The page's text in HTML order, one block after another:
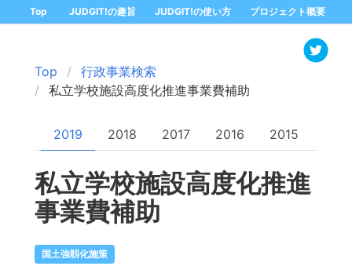
Top JUDGIT!の趣旨 JUDGIT!の使い方 プロジェクト概要
Top
行政事業検索
私立学校施設高度化推進事業費補助
2019 2018 2017 2016 2015
私立学校施設高度化推進
事業費補助
国土強靱化施策